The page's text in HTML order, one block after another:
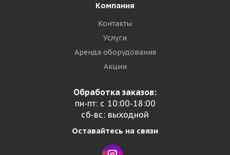
Компания
Контакты
Услуги
Аренда оборудования
Акции
Обработка заказов:
пн-пт: с 10:00-18:00
сб-вс: выходной
Оставайтесь на связи